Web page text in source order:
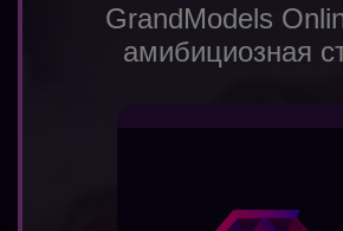
GrandModels
амибициозная